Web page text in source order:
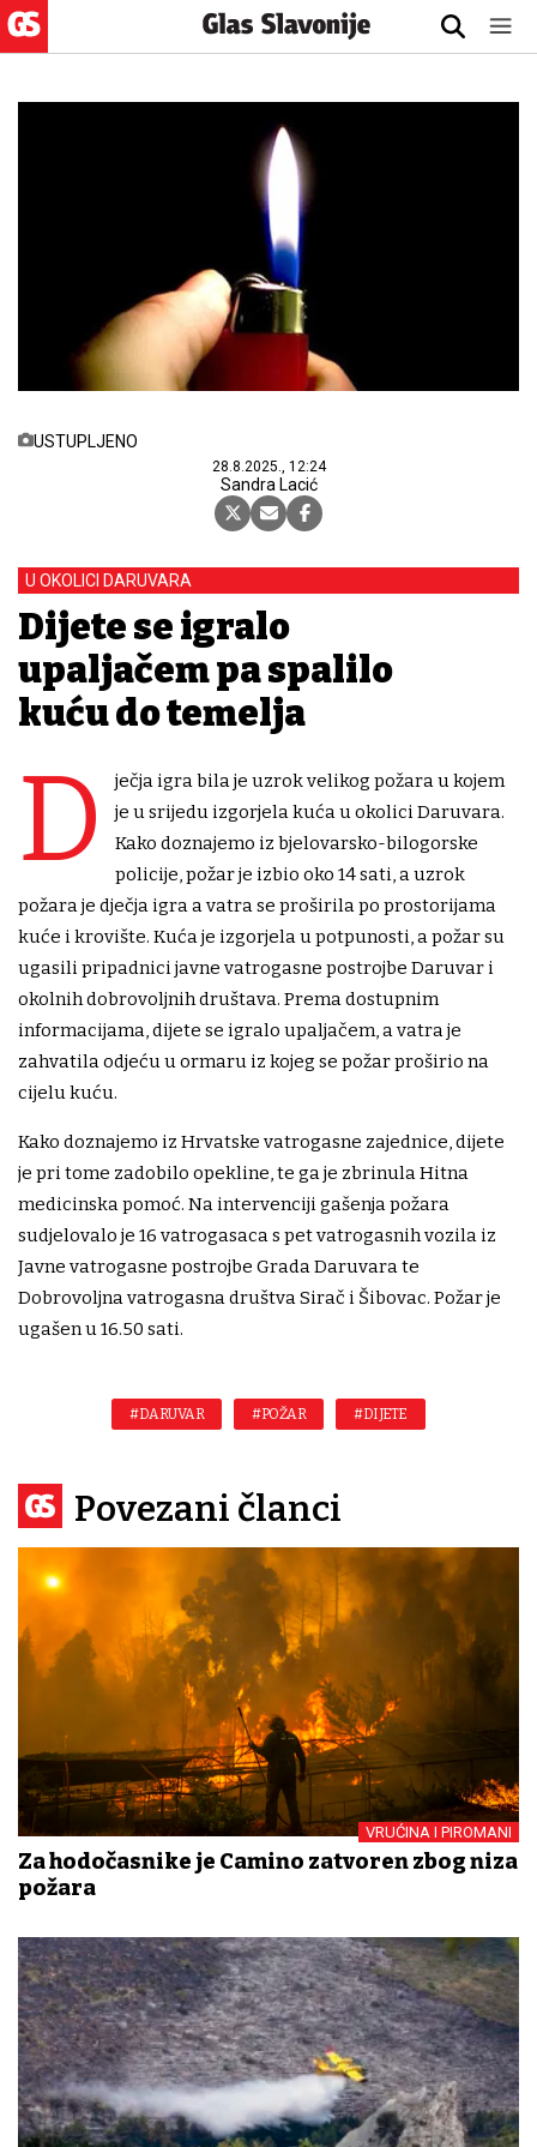
USTUPLJENO
28.8.2025., 12:24
Sandra Lacić
U OKOLICI DARUVARA
Dijete se igralo
upaljačem pa spalilo
kuću do temelja
D
ječja igra bila je uzrok velikog požara u kojem
je u srijedu izgorjela kuća u okolici Daruvara.
Kako doznajemo iz bjelovarsko-bilogorske
policije, požar je izbio oko 14 sati, a uzrok
požara je dječja igra a vatra se proširila po prostorijama
kuće i krovište. Kuća je izgorjela u potpunosti, a požar su
ugasili pripadnici javne vatrogasne postrojbe Daruvar i
okolnih dobrovoljnih društava. Prema dostupnim
informacijama, dijete se igralo upaljačem, a vatra je
zahvatila odjeću u ormaru iz kojeg se požar proširio na
cijelu kuću.
Kako doznajemo iz Hrvatske vatrogasne zajednice, dijete
je pri tome zadobilo opekline, te ga je zbrinula Hitna
medicinska pomoć. Na intervenciji gašenja požara
sudjelovalo je 16 vatrogasaca s pet vatrogasnih vozila iz
Javne vatrogasne postrojbe Grada Daruvara te
Dobrovoljna vatrogasna društva Sirač i Šibovac. Požar je
ugašen u 16.50 sati.
#DARUVAR #POŽAR #DIJETE
Povezani članci
VRUĆINA I PIROMANI
Za hodočasnike je Camino zatvoren zbog niza
požara